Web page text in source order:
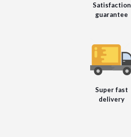
Satisfaction
guarantee
Super fast
delivery